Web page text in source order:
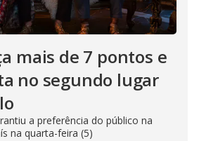
mais de 7 pontos e
no segundo lugar
a preferência do público na
na quarta-feira (5)